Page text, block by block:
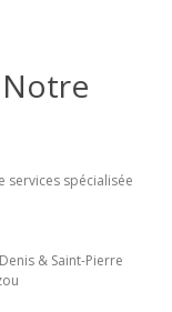
services spécialisée
& Saint-Pierre